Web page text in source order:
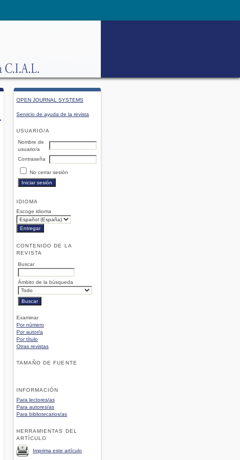
OPEN JOURNAL SYSTEMS
Servicio de ayuda de la revista
USUARIO/A
Nombre de
usuario/a
Contraseña
No cerrar sesión
IDIOMA
Escoge idioma
CONTENIDO DE LA
REVISTA
Buscar
Ámbito de la búsqueda
Examinar
Por número
Por autor/a
Por título
Otras revistas
TAMAÑO DE FUENTE
INFORMACIÓN
Para lectores/as
Para autores/as
Para bibliotecarios/as
HERRAMIENTAS DEL
ARTÍCULO
Imprima este artículo